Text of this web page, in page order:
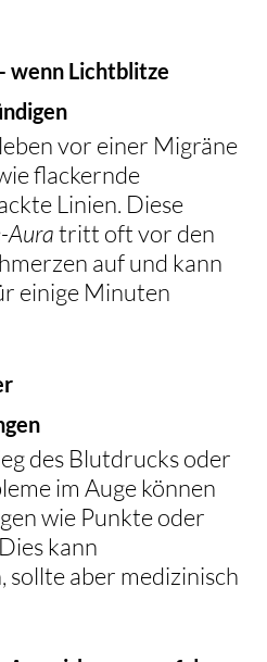
wenn Lichtblitze
vor einer Migräne
flackernde
Linien. Diese
Aura tritt oft vor den
auf und kann
einige Minuten
des Blutdrucks oder
im Auge können
wie Punkte oder
kann
sollte aber medizinisch